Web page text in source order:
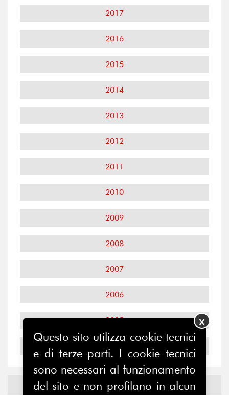
2017
2016
2015
2014
2013
2012
2011
2010
2009
2008
2007
2006
2005
Notizie edEventi
Questo sito utilizza cookie tecnici
e di terze parti. I cookie tecnici
sono necessari al funzionamento
del sito e non profilano in alcun
X